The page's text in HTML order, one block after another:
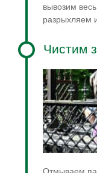
вывозим
разрыхляем
Чистим